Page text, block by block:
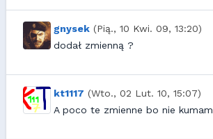
gnysek (Pią., 10 Kwi. 09, 13:20)
dodał zmienną ?
kt1117 (Wto., 02 Lut. 10, 15:07)
A poco te zmienne bo nie kumam